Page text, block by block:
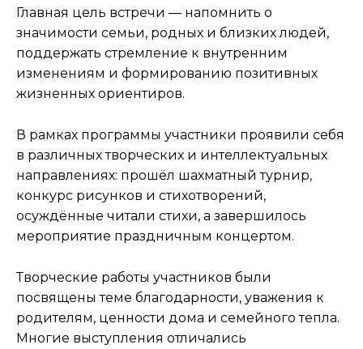
Главная цель встречи — напомнить о
значимости семьи, родных и близких людей,
поддержать стремление к внутренним
изменениям и формированию позитивных
жизненных ориентиров.
В рамках программы участники проявили себя
в различных творческих и интеллектуальных
направлениях: прошёл шахматный турнир,
конкурс рисунков и стихотворений,
осуждённые читали стихи, а завершилось
мероприятие праздничным концертом.
Творческие работы участников были
посвящены теме благодарности, уважения к
родителям, ценности дома и семейного тепла.
Многие выступления отличались